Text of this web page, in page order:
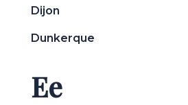
Dijon
Dunkerque
Ee